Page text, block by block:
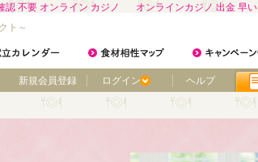
認 不要 オンライン カジノ
オンラインカジノ 出金 早い
ト～
ヘルプ
ログイン
新規会員登録